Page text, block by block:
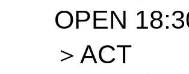
OPEN
＞ACT